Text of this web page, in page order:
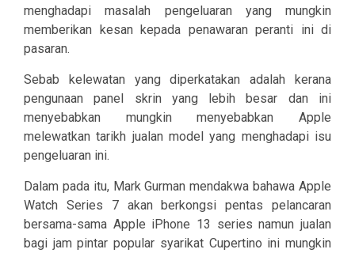
menghadapi masalah pengeluaran yang mungkin
memberikan kesan kepada penawaran peranti ini di
pasaran.
Sebab kelewatan yang diperkatakan adalah kerana
pengunaan panel skrin yang lebih besar dan ini
menyebabkan mungkin menyebabkan Apple
melewatkan tarikh jualan model yang menghadapi isu
pengeluaran ini.
Dalam pada itu, Mark Gurman mendakwa bahawa Apple
Watch Series 7 akan berkongsi pentas pelancaran
bersama-sama Apple iPhone 13 series namun jualan
bagi jam pintar popular syarikat Cupertino ini mungkin